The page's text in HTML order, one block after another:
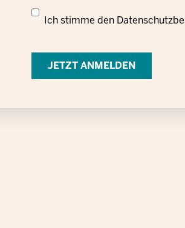
Datenschutzrechtliche
Verarbeitung
personenbezogener
Ich stimme den